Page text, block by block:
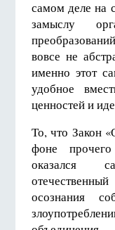
самом деле на
замыслу
вовсе не
именно этот
удобное
ценностей и
То, что Закон
фоне прочего
оказался
осознания